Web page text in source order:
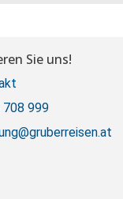
Sie uns!
708 999